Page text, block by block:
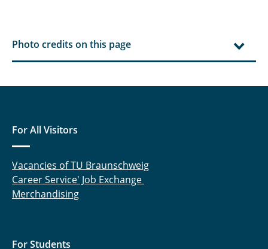
Photo credits on this page
For All Visitors
Vacancies of TU Braunschweig
Career Service' Job Exchange
Merchandising
For Students